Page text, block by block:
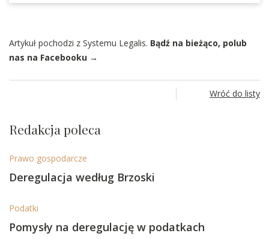
Artykuł pochodzi z Systemu Legalis. Bądź na bieżąco, polub
nas na Facebooku →
Wróć do listy
Redakcja poleca
Prawo gospodarcze
Deregulacja według Brzoski
Podatki
Pomysły na deregulację w podatkach